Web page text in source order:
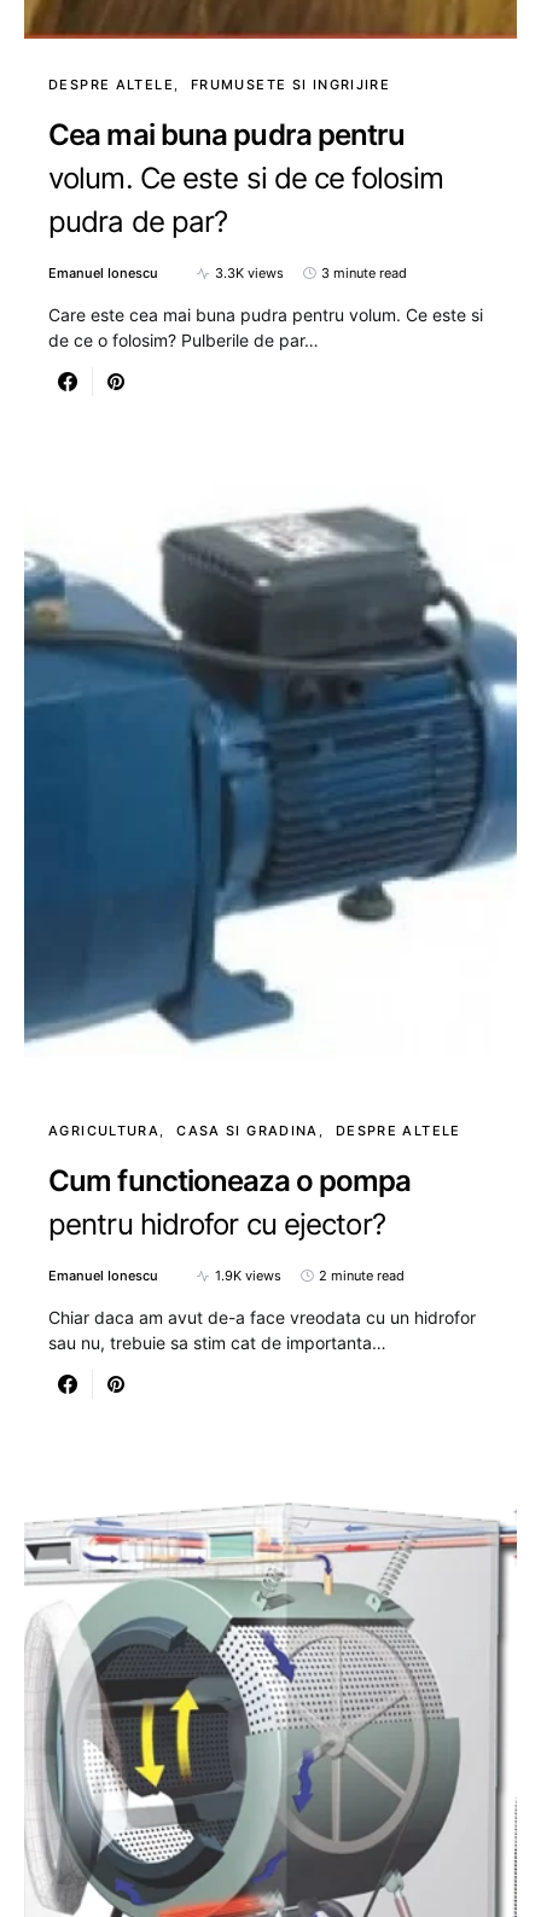
DESPRE ALTELE FRUMUSETE SI INGRIJIRE
Cea mai buna pudra pentru
volum. Ce este si de ce folosim
pudra de par?
Emanuel Ionescu 3.3K views 3 minute read
Care este cea mai buna pudra pentru volum. Ce este si
de ce o folosim? Pulberile de par…
AGRICULTURA CASA SI GRADINA DESPRE ALTELE
Cum functioneaza o pompa
pentru hidrofor cu ejector?
Emanuel Ionescu 1.9K views 2 minute read
Chiar daca am avut de-a face vreodata cu un hidrofor
sau nu, trebuie sa stim cat de importanta…